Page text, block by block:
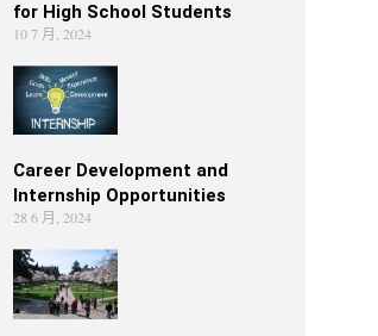
for High School Students
10 7 月, 2024
Career Development and
Internship Opportunities
28 6 月, 2024